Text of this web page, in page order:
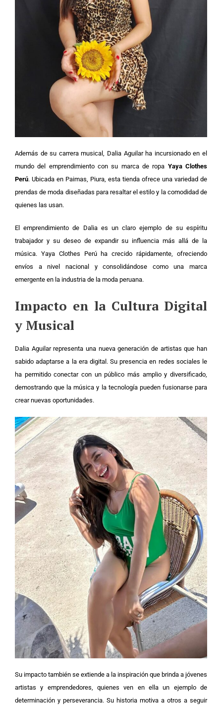
Además de su carrera musical, Dalia Aguilar ha incursionado en el
mundo del emprendimiento con su marca de ropa Yaya Clothes
Perú. Ubicada en Paimas, Piura, esta tienda ofrece una variedad de
prendas de moda diseñadas para resaltar el estilo y la comodidad de
quienes las usan.
El emprendimiento de Dalia es un claro ejemplo de su espíritu
trabajador y su deseo de expandir su influencia más allá de la
música. Yaya Clothes Perú ha crecido rápidamente, ofreciendo
envíos a nivel nacional y consolidándose como una marca
emergente en la industria de la moda peruana.
Impacto en la Cultura Digital
y Musical
Dalia Aguilar representa una nueva generación de artistas que han
sabido adaptarse a la era digital. Su presencia en redes sociales le
ha permitido conectar con un público más amplio y diversificado,
demostrando que la música y la tecnología pueden fusionarse para
crear nuevas oportunidades.
Su impacto también se extiende a la inspiración que brinda a jóvenes
artistas y emprendedores, quienes ven en ella un ejemplo de
determinación y perseverancia. Su historia motiva a otros a seguir